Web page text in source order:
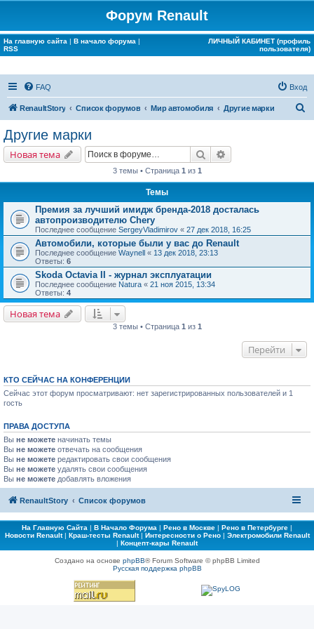
Форум Renault
На главную сайта | В начало форума |
RSS
ЛИЧНЫЙ КАБИНЕТ (профиль
пользователя)
FAQ Вход
RenaultStory Список форумов Мир автомобиля Другие марки
Другие марки
Новая тема Поиск
3 темы • Страница 1 из 1
Темы
Премия за лучший имидж бренда-2018 досталась
автопроизводителю Chery
Последнее сообщение SergeyVladimirov « 27 дек 2018, 16:25
Автомобили, которые были у вас до Renault
Последнее сообщение Waynell « 13 дек 2018, 23:13
Ответы: 6
Skoda Octavia II - журнал эксплуатации
Последнее сообщение Natura « 21 ноя 2015, 13:34
Ответы: 4
Новая тема
3 темы • Страница 1 из 1
Перейти
КТО СЕЙЧАС НА КОНФЕРЕНЦИИ
Сейчас этот форум просматривают: нет зарегистрированных пользователей и 1
гость
ПРАВА ДОСТУПА
Вы не можете начинать темы
Вы не можете отвечать на сообщения
Вы не можете редактировать свои сообщения
Вы не можете удалять свои сообщения
Вы не можете добавлять вложения
RenaultStory Список форумов
На Главную Сайта | В Начало Форума | Рено в Москве | Рено в Петербурге |
Новости Renault| Краш-тесты Renault| Интересности о Рено| Электромобили Renault
| Концепт-кары Renault
Создано на основе phpBB® Forum Software © phpBB Limited
Русская поддержка phpBB